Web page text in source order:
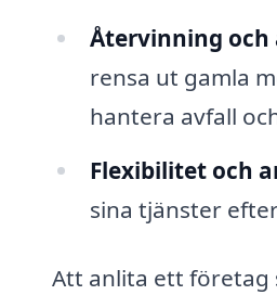
Återvinning
rensa ut gamla
hantera avfall
Flexibilitet och
sina tjänster
Att anlita ett företag